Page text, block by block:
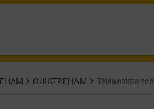
OUISTREHAM Teleassistance